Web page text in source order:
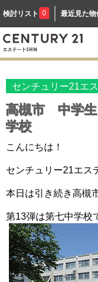
検討リスト 0 最近見た物
センチュリー21エ
高槻市 中学
学校
こんにちは！
センチュリー21エス
本日は引き続き高槻
第13弾は第七中学校